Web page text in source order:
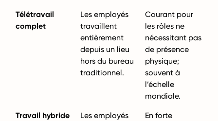
Télétravail
complet
Les employés
travaillent
entièrement
depuis un lieu
hors du bureau
traditionnel.
Courant pour
les rôles ne
nécessitant pas
de présence
physique;
souvent à
l’échelle
mondiale.
Travail hybride Les employés En forte